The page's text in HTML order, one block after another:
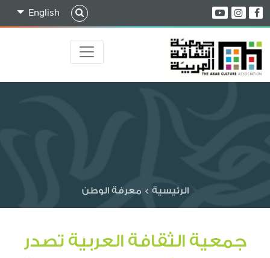
English
الرئيسية > معرفة الوطن
جمعية الثقافة العربية تصدر